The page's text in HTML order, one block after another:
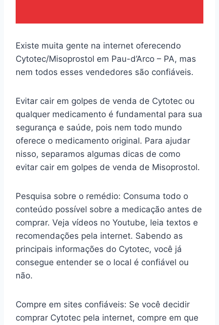
Existe muita gente na internet oferecendo
Cytotec/Misoprostol em Pau-d’Arco – PA, mas
nem todos esses vendedores são confiáveis.
Evitar cair em golpes de venda de Cytotec ou
qualquer medicamento é fundamental para sua
segurança e saúde, pois nem todo mundo
oferece o medicamento original. Para ajudar
nisso, separamos algumas dicas de como
evitar cair em golpes de venda de Misoprostol.
Pesquisa sobre o remédio: Consuma todo o
conteúdo possível sobre a medicação antes de
comprar. Veja vídeos no Youtube, leia textos e
recomendações pela internet. Sabendo as
principais informações do Cytotec, você já
consegue entender se o local é confiável ou
não.
Compre em sites confiáveis: Se você decidir
comprar Cytotec pela internet, compre em que